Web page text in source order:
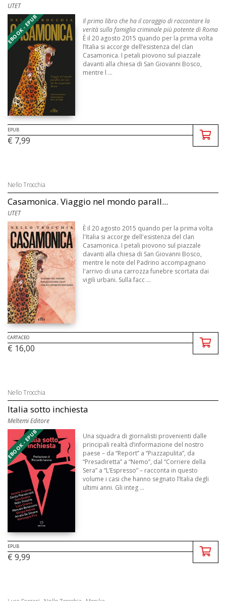
UTET
EBOOK - EPUB
Il primo libro che ha il coraggio di raccontare la
verità sulla famiglia criminale più potente di Roma
È il 20 agosto 2015 quando per la prima volta
l’Italia si accorge dell’esistenza del clan
Casamonica. I petali piovono sul piazzale
davanti alla chiesa di San Giovanni Bosco,
mentre l ...
EPUB
€ 7,99
Nello Trocchia
Casamonica. Viaggio nel mondo parall...
UTET
È il 20 agosto 2015 quando per la prima volta
l'Italia si accorge dell'esistenza del clan
Casamonica. I petali piovono sul piazzale
davanti alla chiesa di San Giovanni Bosco,
mentre le note del Padrino accompagnano
l'arrivo di una carrozza funebre scortata dai
vigili urbani. Sulla facc ...
CARTACEO
€ 16,00
Nello Trocchia
Italia sotto inchiesta
Meltemi Editore
EBOOK - EPUB
Una squadra di giornalisti provenienti dalle
principali realtà d’informazione del nostro
paese – da “Report” a “Piazzapulita”, da
“Presadiretta” a “Nemo”, dal “Corriere della
Sera” a “L’Espresso” – racconta in questo
volume i casi che hanno segnato l’Italia degli
ultimi anni. Gli integ ...
EPUB
€ 9,99